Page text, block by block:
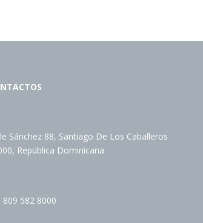
Sánchez 88, Santiago De Los Caballeros
República Dominicana
809 582 8000